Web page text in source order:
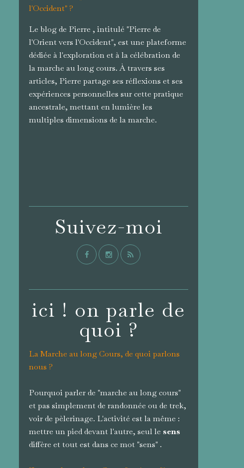
Suivez-moi
ici ! on parle de
quoi ?
La Marche au long Cours, de quoi parlons
nous ?
Pourquoi parler de "marche au long cours"
et pas simplement de randonnée ou de trek,
voir de pèlerinage. L'activité est la même :
mettre un pied devant l'autre, seul le sens
diffère et tout est dans ce mot "sens" .
l'Occident" ?
Le blog de Pierre , intitulé "Pierre de
l'Orient vers l'Occident", est une plateforme
dédiée à l'exploration et à la célébration de
la marche au long cours. À travers ses
articles, Pierre partage ses réflexions et ses
expériences personnelles sur cette pratique
ancestrale, mettant en lumière les
multiples dimensions de la marche.